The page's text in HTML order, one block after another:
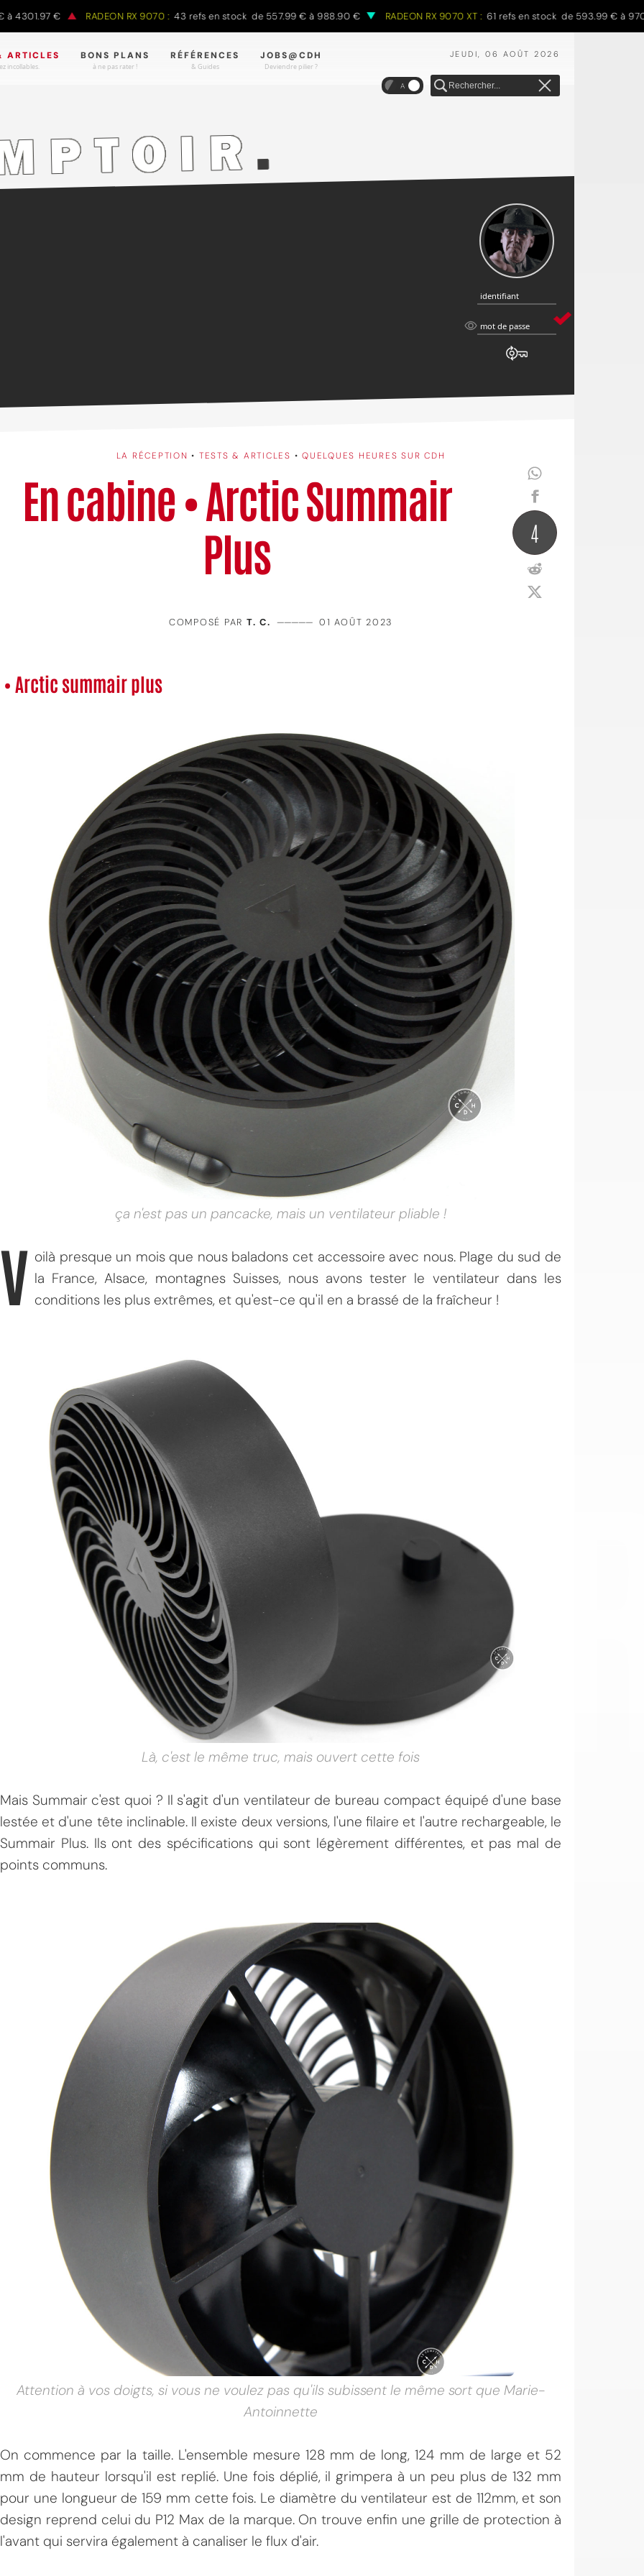
€ RADEON RX 9070 : 43 refs en stock de 557.99 € à 988.90 € RADEON RX 9070 XT : 61 refs en stock de 593.99 € à 970.68 €
JEUDI, 06 AOÛT 2026
ARTICLES
incollables.
BONS PLANS
à ne pas rater !
RÉFÉRENCES
& Guides
JOBS@CDH
Deviendre pilier ?
A
identifiant
identifiant
mot
mot de passe
LA RÉCEPTION • TESTS & ARTICLES •QUELQUES HEURES SUR CDH
En cabine • Arctic Summair
Plus
4
COMPOSÉ PAR T. C. ————— 01 AOÛT 2023
• Arctic summair plus
ça n'est pas un pancacke, mais un ventilateur pliable !
V oilà presque un mois que nous baladons cet accessoire avec nous. Plage du sud de
la France, Alsace, montagnes Suisses, nous avons tester le ventilateur dans les
conditions les plus extrêmes, et qu'est-ce qu'il en a brassé de la fraîcheur !
Là, c'est le même truc, mais ouvert cette fois
Mais Summair c'est quoi ? Il s'agit d'un ventilateur de bureau compact équipé d'une base
lestée et d'une tête inclinable. Il existe deux versions, l'une filaire et l'autre rechargeable, le
Summair Plus. Ils ont des spécifications qui sont légèrement différentes, et pas mal de
points communs.
Attention à vos doigts, si vous ne voulez pas qu'ils subissent le même sort que Marie-
Antoinnette
On commence par la taille. L'ensemble mesure 128 mm de long, 124 mm de large et 52
mm de hauteur lorsqu'il est replié. Une fois déplié, il grimpera à un peu plus de 132 mm
pour une longueur de 159 mm cette fois. Le diamètre du ventilateur est de 112mm, et son
design reprend celui du P12 Max de la marque. On trouve enfin une grille de protection à
l'avant qui servira également à canaliser le flux d'air.